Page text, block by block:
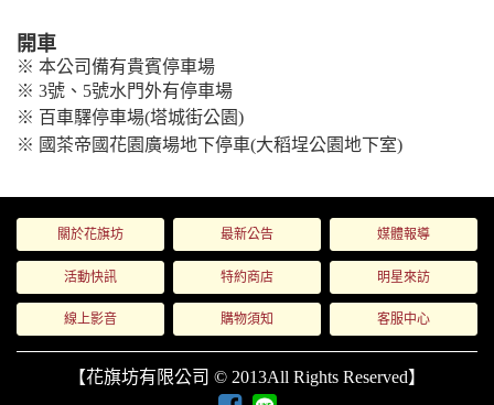
開車
※ 本公司備有貴賓停車場
※ 3號、5號水門外有停車場
※ 百車驛停車場(塔城街公園)
※ 國茶帝國花園廣場地下停車(大稻埕公園地下室)
關於花旗坊 最新公告 媒體報導
活動快訊 特約商店 明星來訪
線上影音 購物須知 客服中心
【花旗坊有限公司 © 2013All Rights Reserved】